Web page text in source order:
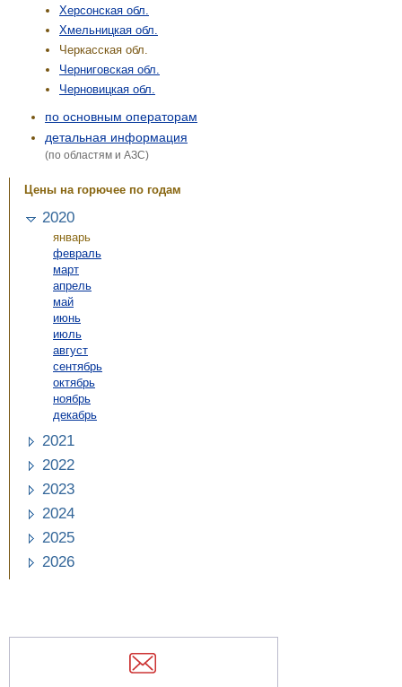
Херсонская обл.
Хмельницкая обл.
Черкасская обл.
Черниговская обл.
Черновицкая обл.
по основным операторам
детальная информация
(по областям и АЗС)
Цены на горючее по годам
2020
январь
февраль
март
апрель
май
июнь
июль
август
сентябрь
октябрь
ноябрь
декабрь
2021
2022
2023
2024
2025
2026